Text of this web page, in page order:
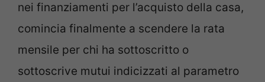
nei finanziamenti per l’acquisto della casa,
comincia finalmente a scendere la rata
mensile per chi ha sottoscritto o
sottoscrive mutui indicizzati al parametro